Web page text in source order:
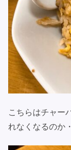
こちらはチャー
れなくなるのか